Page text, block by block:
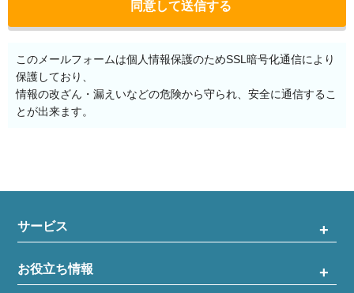
このメールフォームは個人情報保護のためSSL暗号化通信により
保護しており、
情報の改ざん・漏えいなどの危険から守られ、安全に通信するこ
とが出来ます。
サービス
お役立ち情報